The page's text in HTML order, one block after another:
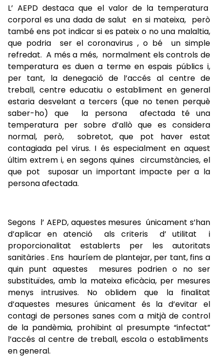
L’ AEPD destaca que el valor de la temperatura
corporal es una dada de salut en si mateixa, però
també ens pot indicar si es pateix o no una malaltia,
que podria ser el coronavirus , o bé un simple
refredat. A més a més, normalment els controls de
temperatura es duen a terme en espais públics i,
per tant, la denegació de l’accés al centre de
treball, centre educatiu o establiment en general
estaria desvelant a tercers (que no tenen perquè
saber-ho) que la persona afectada té una
temperatura per sobre d’allò que es considera
normal, però, sobretot, que pot haver estat
contagiada pel virus. I és especialment en aquest
últim extrem i, en segons quines circumstàncies, el
que pot suposar un important impacte per a la
persona afectada.
Segons l’ AEPD, aquestes mesures únicament s’han
d’aplicar en atenció als criteris d’ utilitat i
proporcionalitat establerts per les autoritats
sanitàries . Ens hauríem de plantejar, per tant, fins a
quin punt aquestes mesures podrien o no ser
substituïdes, amb la mateixa eficàcia, per mesures
menys intrusives. No oblidem que la finalitat
d’aquestes mesures únicament és la d’evitar el
contagi de persones sanes com a mitjà de control
de la pandèmia, prohibint al presumpte “infectat”
l’accés al centre de treball, escola o establiments
en general.